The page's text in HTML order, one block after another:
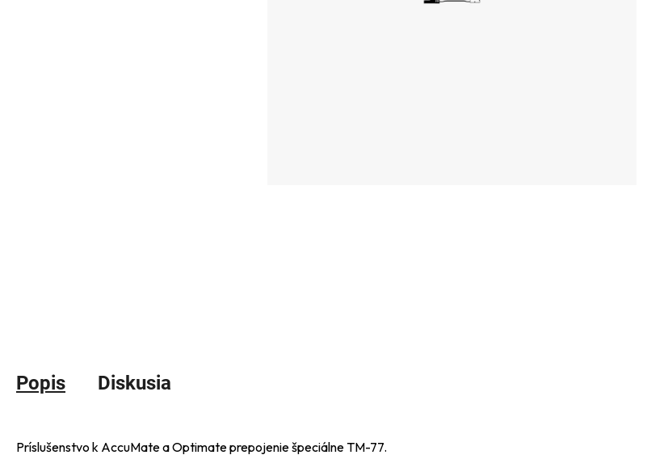
Popis Diskusia
Príslušenstvo k AccuMate a Optimate prepojenie špeciálne TM-77.